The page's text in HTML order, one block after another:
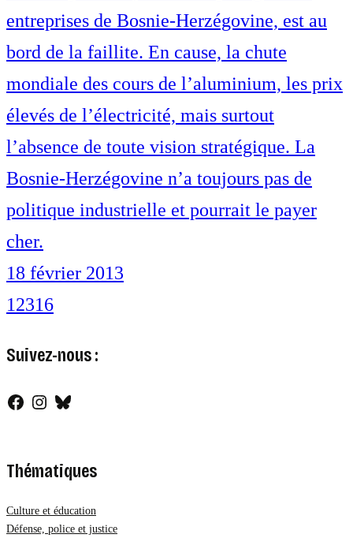
entreprises de Bosnie-Herzégovine, est au
bord de la faillite. En cause, la chute
mondiale des cours de l’aluminium, les prix
élevés de l’électricité, mais surtout
l’absence de toute vision stratégique. La
Bosnie-Herzégovine n’a toujours pas de
politique industrielle et pourrait le payer
cher.
18 février 2013
12316
Suivez-nous :
Facebook
Instagram
Bluesky
Thématiques
Culture et éducation
Défense, police et justice